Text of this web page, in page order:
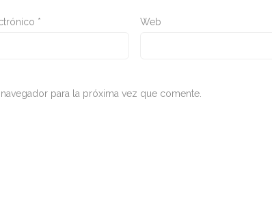
* Web
para la próxima vez que comente.